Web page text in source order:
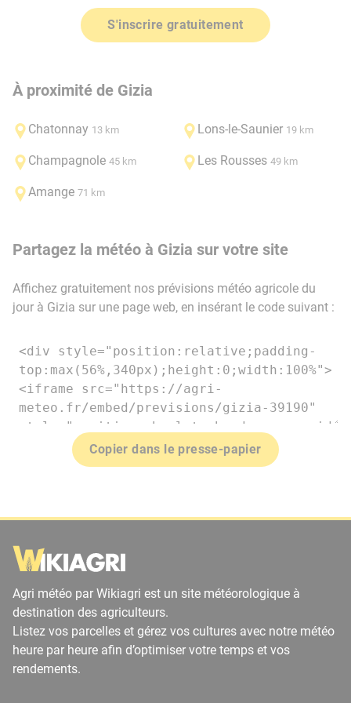
S'inscrire gratuitement
À proximité de Gizia
Chatonnay 13 km Lons-le-Saunier 19 km
Champagnole 45 km Les Rousses 49 km
Amange 71 km
Partagez la météo à Gizia sur votre site
Affichez gratuitement nos prévisions météo agricole du
jour à Gizia sur une page web, en insérant le code suivant :
Copier dans le presse-papier
Agri météo par Wikiagri est un site météorologique à
destination des agriculteurs.
Listez vos parcelles et gérez vos cultures avec notre météo
heure par heure afin d’optimiser votre temps et vos
rendements.